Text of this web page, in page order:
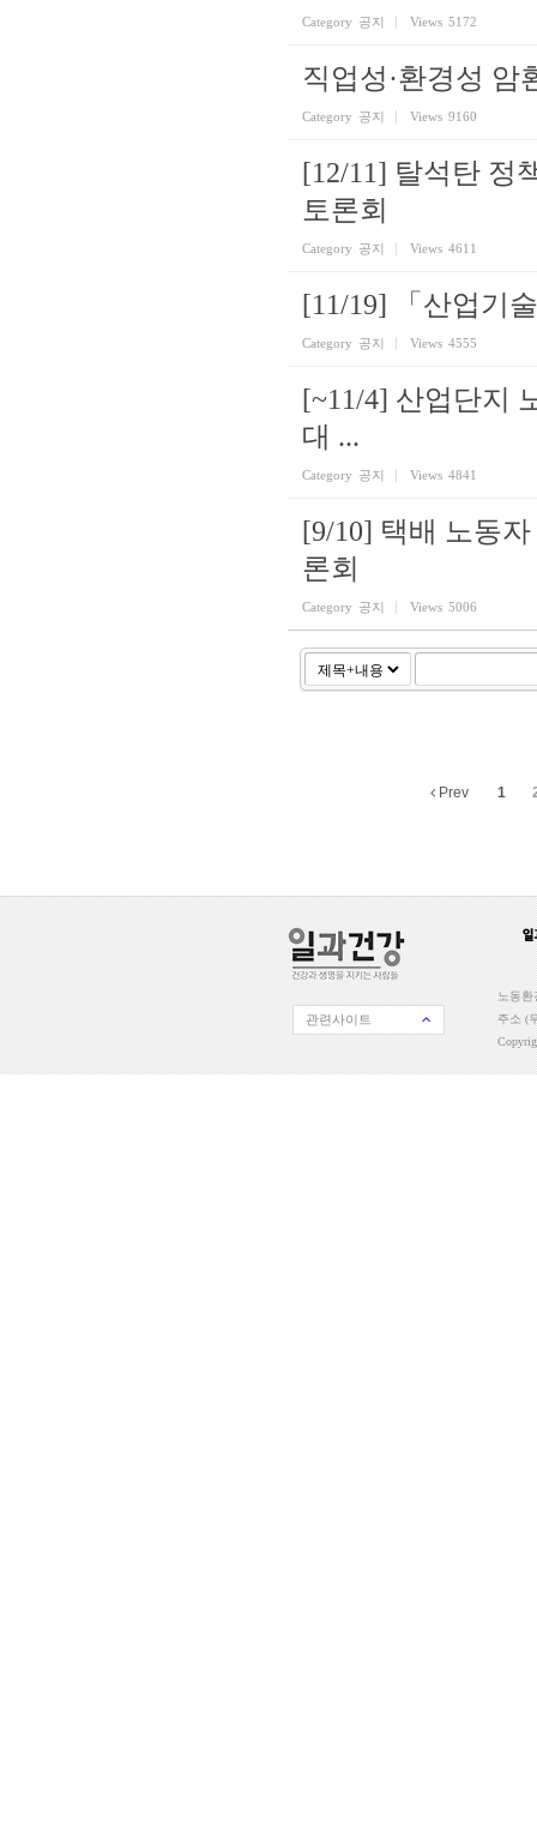
Category 공지 Views 5172
직업성·환경성 암
Category 공지 Views 9160
[12/11] 탈석탄 정
토론회
Category 공지 Views 4611
[11/19] 「산업기
Category 공지 Views 4555
[~11/4] 산업단지
대 ...
Category 공지 Views 4841
[9/10] 택배 노동
론회
Category 공지 Views 5006
Prev 1
관련사이트
노동환
주소 (